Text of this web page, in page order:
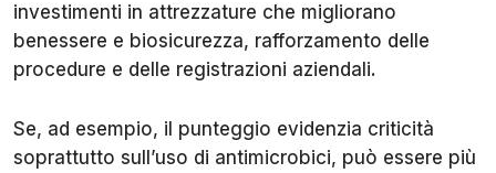
investimenti in attrezzature che migliorano
benessere e biosicurezza, rafforzamento delle
procedure e delle registrazioni aziendali.
Se, ad esempio, il punteggio evidenzia criticità
soprattutto sull’uso di antimicrobici, può essere più